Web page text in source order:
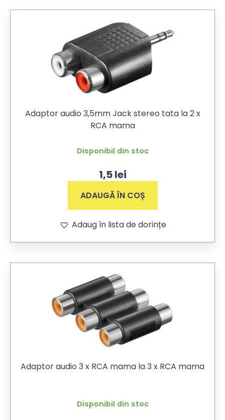
Adaptor audio 3,5mm Jack stereo tata la 2 x
RCA mama
Disponibil din stoc
1,5lei
ADAUGĂ ÎN COȘ
Adaug în lista de dorințe
Adaptor audio 3 x RCA mama la 3 x RCA mama
Disponibil din stoc